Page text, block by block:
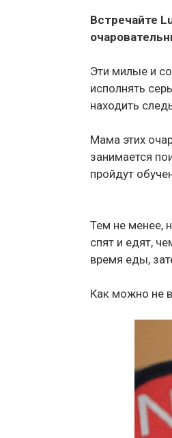
Встречайте
Эти милые и
исполнять
находить
Мама этих
занимается
пройдут
Тем не менее,
спят и едят,
время еды,
Как можно не